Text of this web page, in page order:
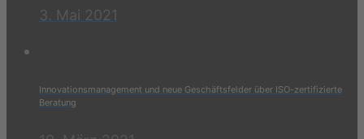
3. Mai 2021
Innovationsmanagement und neue Geschäftsfelder über ISO-zertifizierte
Beratung